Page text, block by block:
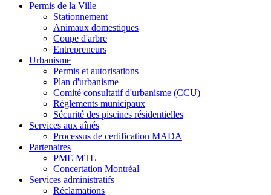
Permis de la Ville
Stationnement
Animaux domestiques
Coupe d'arbre
Entrepreneurs
Urbanisme
Permis et autorisations
Plan d'urbanisme
Comité consultatif d'urbanisme (CCU)
Règlements municipaux
Sécurité des piscines résidentielles
Services aux aînés
Processus de certification MADA
Partenaires
PME MTL
Concertation Montréal
Services administratifs
Réclamations